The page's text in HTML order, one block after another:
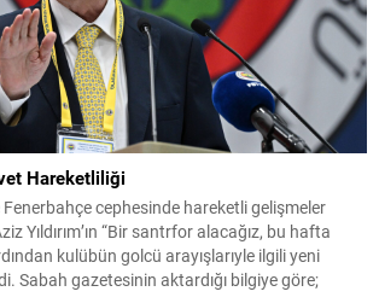
Hareketliliği
cephesinde hareketli gelişmeler
Yıldırım’ın “Bir santrfor alacağız, bu hafta
kulübün golcü arayışlarıyle ilgili yeni
Sabah gazetesinin aktardığı bilgiye göre;